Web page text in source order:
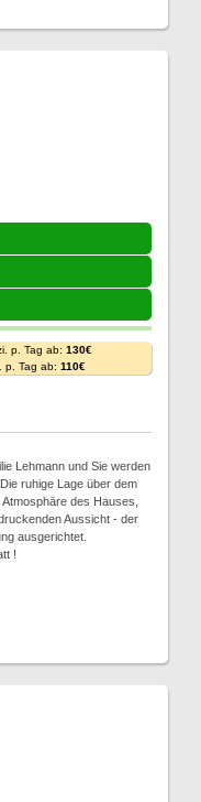
p. Tag ab: 130€
p. Tag ab: 110€
Lehmann und Sie werden
ruhige Lage über dem
des Hauses,
Aussicht - der
ausgerichtet.
!